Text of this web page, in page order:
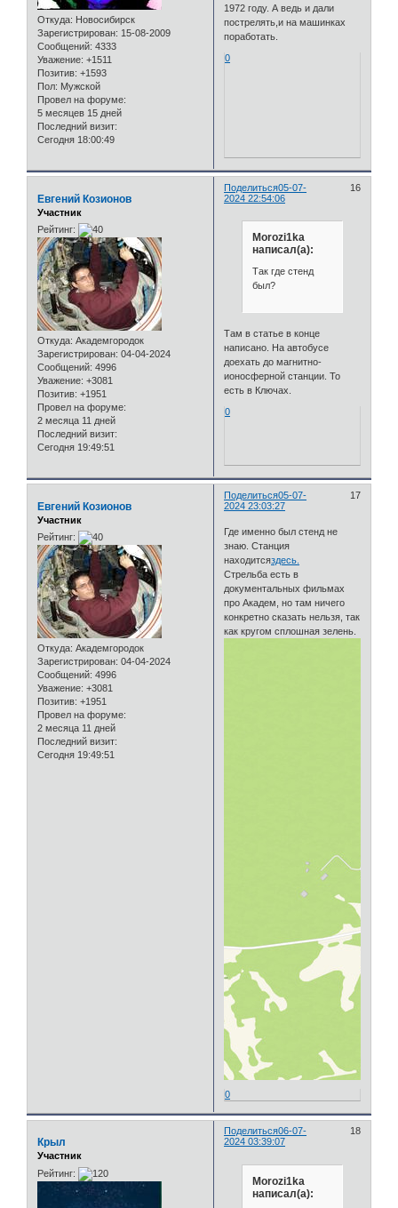
Откуда: Новосибирск
Зарегистрирован: 15-08-2009
Сообщений: 4333
Уважение: +1511
Позитив: +1593
Пол: Мужской
Провел на форуме:
5 месяцев 15 дней
Последний визит:
Сегодня 18:00:49
1972 году. А ведь и дали
пострелять,и на машинках
поработать.
0
Поделиться 16
05-07-
2024 22:54:06
Евгений Козионов
Участник
Рейтинг:
Откуда: Академгородок
Зарегистрирован: 04-04-2024
Сообщений: 4996
Уважение: +3081
Позитив: +1951
Провел на форуме:
2 месяца 11 дней
Последний визит:
Сегодня 19:49:51
Morozi1ka
написал(а):
Так где стенд
был?
Там в статье в конце
написано. На автобусе
доехать до магнитно-
ионосферной станции. То
есть в Ключах.
0
Поделиться 17
05-07-
2024 23:03:27
Евгений Козионов
Участник
Рейтинг:
Откуда: Академгородок
Зарегистрирован: 04-04-2024
Сообщений: 4996
Уважение: +3081
Позитив: +1951
Провел на форуме:
2 месяца 11 дней
Последний визит:
Сегодня 19:49:51
Где именно был стенд не
знаю. Станция
находитсяздесь.
Стрельба есть в
документальных фильмах
про Академ, но там ничего
конкретно сказать нельзя, так
как кругом сплошная зелень.
0
Поделиться 18
06-07-
2024 03:39:07
Крыл
Участник
Рейтинг:
Morozi1ka
написал(а):